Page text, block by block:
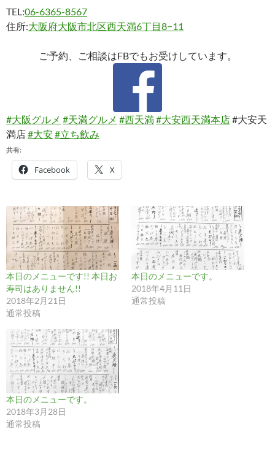
TEL:06-6365-8567
住所:大阪府大阪市北区西天満6丁目8−11
ご予約、ご相談はFBでもお受けしています。
#大阪グルメ #天満グルメ #西天満#大安西天満本店#大安天
満店#大安#立ち飲み
共有:
Facebook X
本日のメニューです!! 本日お
寿司はありません!!
2018年2月21日
通常投稿
本日のメニューです。
2018年4月11日
通常投稿
本日のメニューです。
2018年3月28日
通常投稿